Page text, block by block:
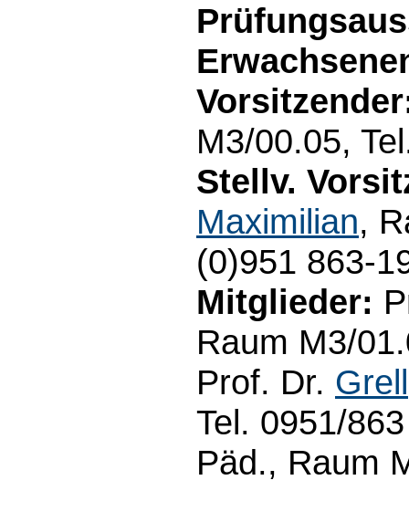
M3/00.05,
Stellv.
Maximilian,
(0)951 863-
Mitglieder:
Raum M3/
Prof. Dr.
Tel. 0951/
Päd., Raum